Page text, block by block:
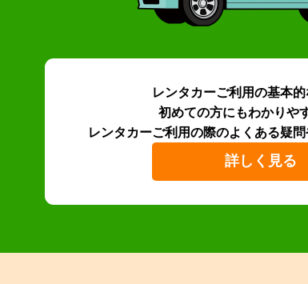
レンタカーご利用の基本
初めての方にもわかりや
レンタカーご利用の際のよくある疑問
詳しく見る